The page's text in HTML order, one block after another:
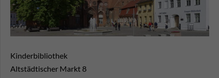
Kinderbibliothek
Altstädtischer Markt 8